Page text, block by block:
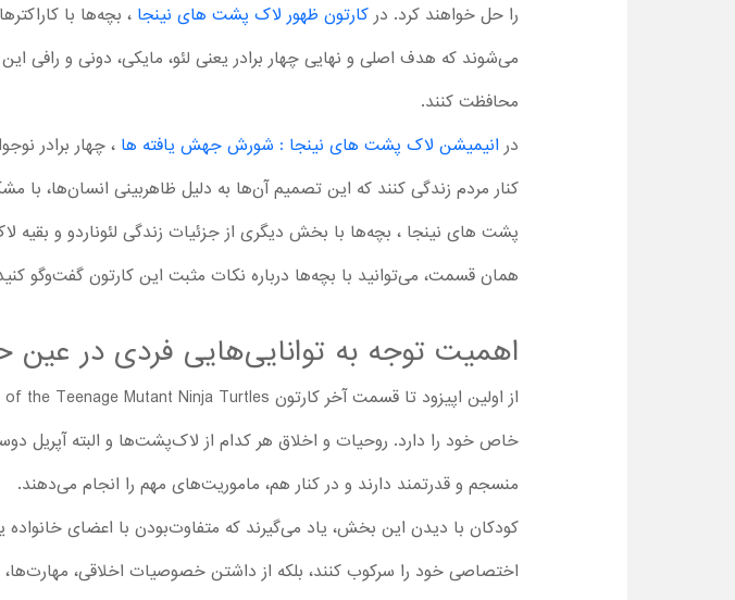
را حل خواهند کرد. در کارتون ظهور لاک پشت های نینجا ، بچه‌ها با
می‌شوند که هدف اصلی و نهایی چهار برادر یعنی لئو، مایکی، دونی و رافی
محافظت کنند.
در انیمیشن لاک پشت های نینجا : شورش جهش یافته ها ، چهار برادر
کنار مردم زندگی کنند که این تصمیم آن‌ها به دلیل ظاهربینی انسان‌ها،
پشت های نینجا ، بچه‌ها با بخش دیگری از جزئیات زندگی لئوناردو و
همان قسمت، می‌توانید با بچه‌ها درباره نکات مثبت این کارتون گفت‌وگو کنید
اهمیت توجه به توانایی‌هایی فردی در
خاص خود را دارد. روحیات و اخلاق هر کدام از لاک‌پشت‌ها و البته
منسجم و قدرتمند دارند و در کنار هم، ماموریت‌های مهم را انجام می‌دهند.
کودکان با دیدن این بخش، یاد می‌گیرند که متفاوت‌بودن با اعضای
اختصاصی خود را سرکوب کنند، بلکه از داشتن خصوصیات اخلاقی،